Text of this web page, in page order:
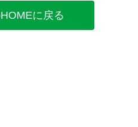
に戻る